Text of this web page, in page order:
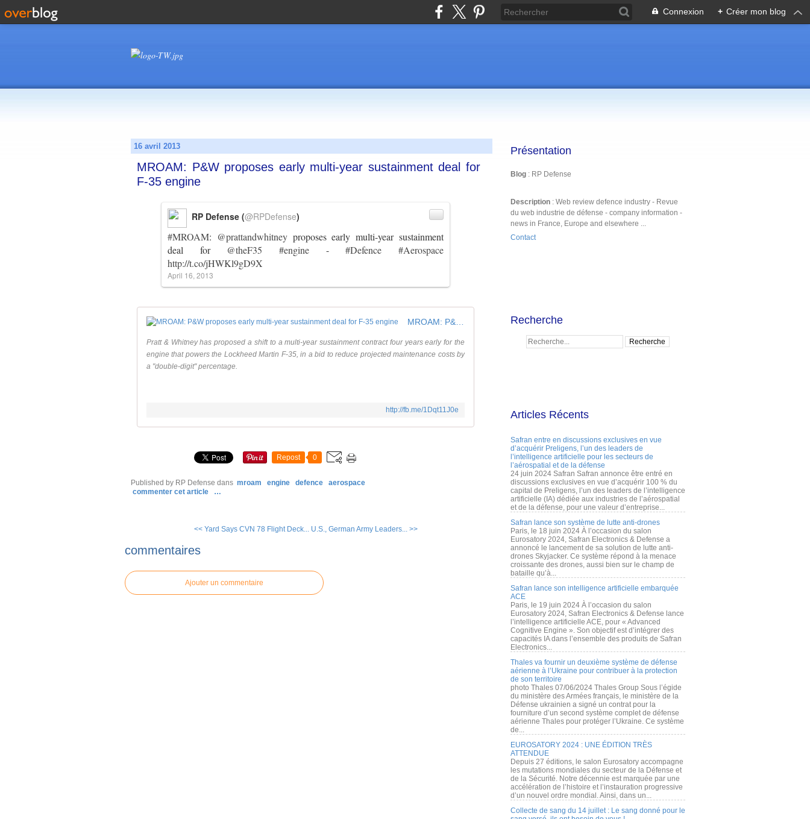
Connexion + Créer mon blog
16 avril 2013
MROAM: P&W proposes early multi-year sustainment deal for
F-35 engine
#MROAM: @prattandwhitneyproposes early multi-year sustainment
deal for @theF35 #engine -#Defence
#Aerospace
http://t.co/jHWKl9gD9X
RP Defense (@RPDefense)
April 16, 2013
Pratt & Whitney has proposed a shift to a multi-year sustainment contract four years early for the
engine that powers the Lockheed Martin F-35, in a bid to reduce projected maintenance costs by
a "double-digit" percentage.
http://fb.me/1Dqt11J0e
Repost 0
Published by RP Defense dans mroam engine defence
aerospace
commenter cet article
…
<< Yard Says CVN 78 Flight Deck... U.S., German Army Leaders... >>
commentaires
Ajouter un commentaire
Présentation
Blog : RP Defense
Description : Web review defence industry - Revue
du web industrie de défense - company information -
news in France, Europe and elsewhere ...
Contact
Recherche
Articles Récents
Safran entre en discussions exclusives en vue
d’acquérir Preligens, l’un des leaders de
l’intelligence artificielle pour les secteurs de
l’aérospatial et de la défense
24 juin 2024 Safran Safran annonce être entré en
discussions exclusives en vue d’acquérir 100 % du
capital de Preligens, l’un des leaders de l’intelligence
artificielle (IA) dédiée aux industries de l’aérospatial
et de la défense, pour une valeur d’entreprise...
Safran lance son système de lutte anti-drones
Paris, le 18 juin 2024 À l’occasion du salon
Eurosatory 2024, Safran Electronics & Defense a
annoncé le lancement de sa solution de lutte anti-
drones Skyjacker. Ce système répond à la menace
croissante des drones, aussi bien sur le champ de
bataille qu’à...
Safran lance son intelligence artificielle embarquée
ACE
Paris, le 19 juin 2024 À l’occasion du salon
Eurosatory 2024, Safran Electronics & Defense lance
l’intelligence artificielle ACE, pour « Advanced
Cognitive Engine ». Son objectif est d’intégrer des
capacités IA dans l’ensemble des produits de Safran
Electronics...
Thales va fournir un deuxième système de défense
aérienne à l’Ukraine pour contribuer à la protection
de son territoire
photo Thales 07/06/2024 Thales Group Sous l’égide
du ministère des Armées français, le ministère de la
Défense ukrainien a signé un contrat pour la
fourniture d’un second système complet de défense
aérienne Thales pour protéger l’Ukraine. Ce système
de...
EUROSATORY 2024 : UNE ÉDITION TRÈS
ATTENDUE
Depuis 27 éditions, le salon Eurosatory accompagne
les mutations mondiales du secteur de la Défense et
de la Sécurité. Notre décennie est marquée par une
accélération de l’histoire et l’instauration progressive
d’un nouvel ordre mondial. Ainsi, dans un...
Collecte de sang du 14 juillet : Le sang donné pour le